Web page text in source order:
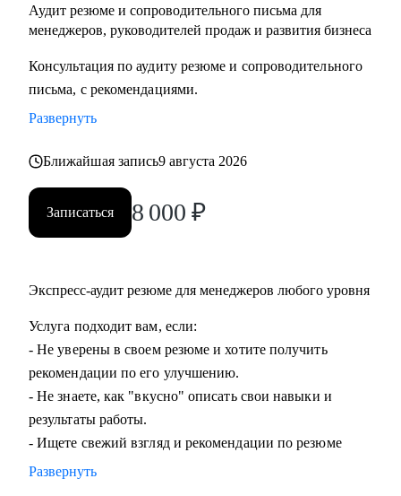
• Определиться с карьерной целью.
уровня до руководителя подразделения.
команды.
сотрудником/руководителем.
Кому могу помочь:
• Специалистам всех уровней в области, операций,
определиться с дальнейшими шагами.
• Тем, кто только стал руководителем: как работать с
командой, выстраивать эффективные процессы,
мотивировать, как работать с заказчиками и
руководителями.
• Опытным руководителям, кто испытывает сложности в
работе с командой или не понимает как дальше расти.
Аудит резюме и сопроводительного письма для
менеджеров, руководителей продаж и развития бизнеса
Консультация по аудиту резюме и сопроводительного
письма, с рекомендациями.
Развернуть
Ближайшая запись9 августа 2026
Записаться 8 000 ₽
Экспресс-аудит резюме для менеджеров любого уровня
Услуга подходит вам, если:
- Не уверены в своем резюме и хотите получить
рекомендации по его улучшению.
- Не знаете, как "вкусно" описать свои навыки и
результаты работы.
- Ищете свежий взгляд и рекомендации по резюме
Развернуть